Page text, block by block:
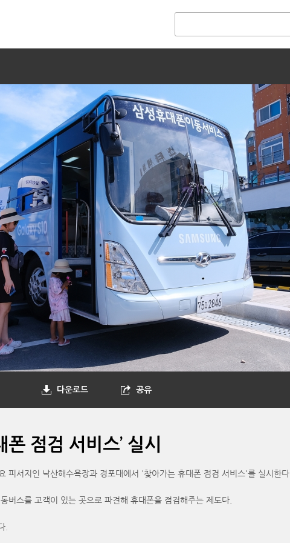
다운로드 공유
점검 서비스’ 실시
서지인 낙산해수욕장과 경포대에서 '찾아가는 휴대폰 점검 서비스'를 실시한다.
스를 고객이 있는 곳으로 파견해 휴대폰을 점검해주는 제도다.
.